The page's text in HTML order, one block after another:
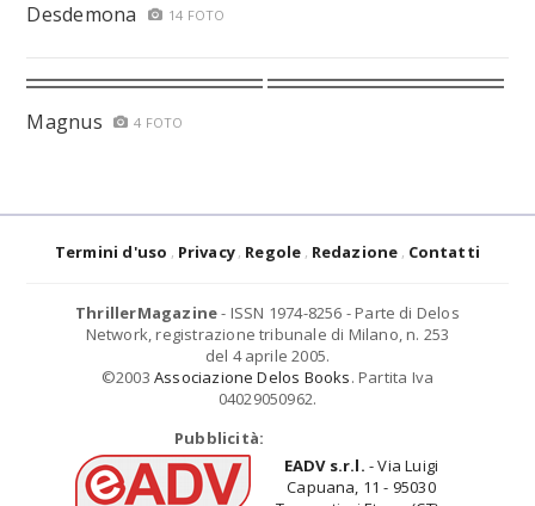
Desdemona 14 FOTO
Magnus 4 FOTO
Termini d'uso Privacy Regole Redazione Contatti
ThrillerMagazine- ISSN 1974-8256 - Parte di Delos
Network, registrazione tribunale di Milano, n. 253
del 4 aprile 2005.
©2003 Associazione Delos Books. Partita Iva
04029050962.
Pubblicità:
EADV s.r.l. - Via Luigi
Capuana, 11 - 95030